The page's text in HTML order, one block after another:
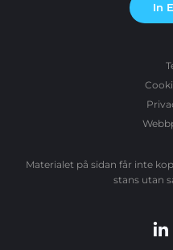
In
Materialet på sidan får inte
stans utan